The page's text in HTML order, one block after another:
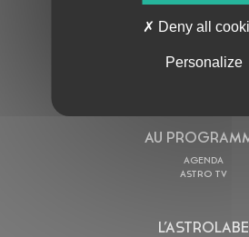
AU
AGENDA
ASTRO TV
L’ASTROLABE
Deny all
Personalize